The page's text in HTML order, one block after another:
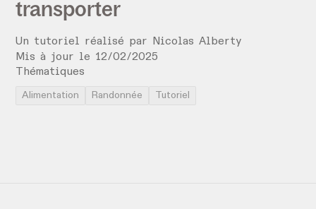
transporter
Un tutoriel réalisé par
Nicolas Alberty
Mis à jour le 12/02/2025
Thématiques
Alimentation Randonnée Tutoriel